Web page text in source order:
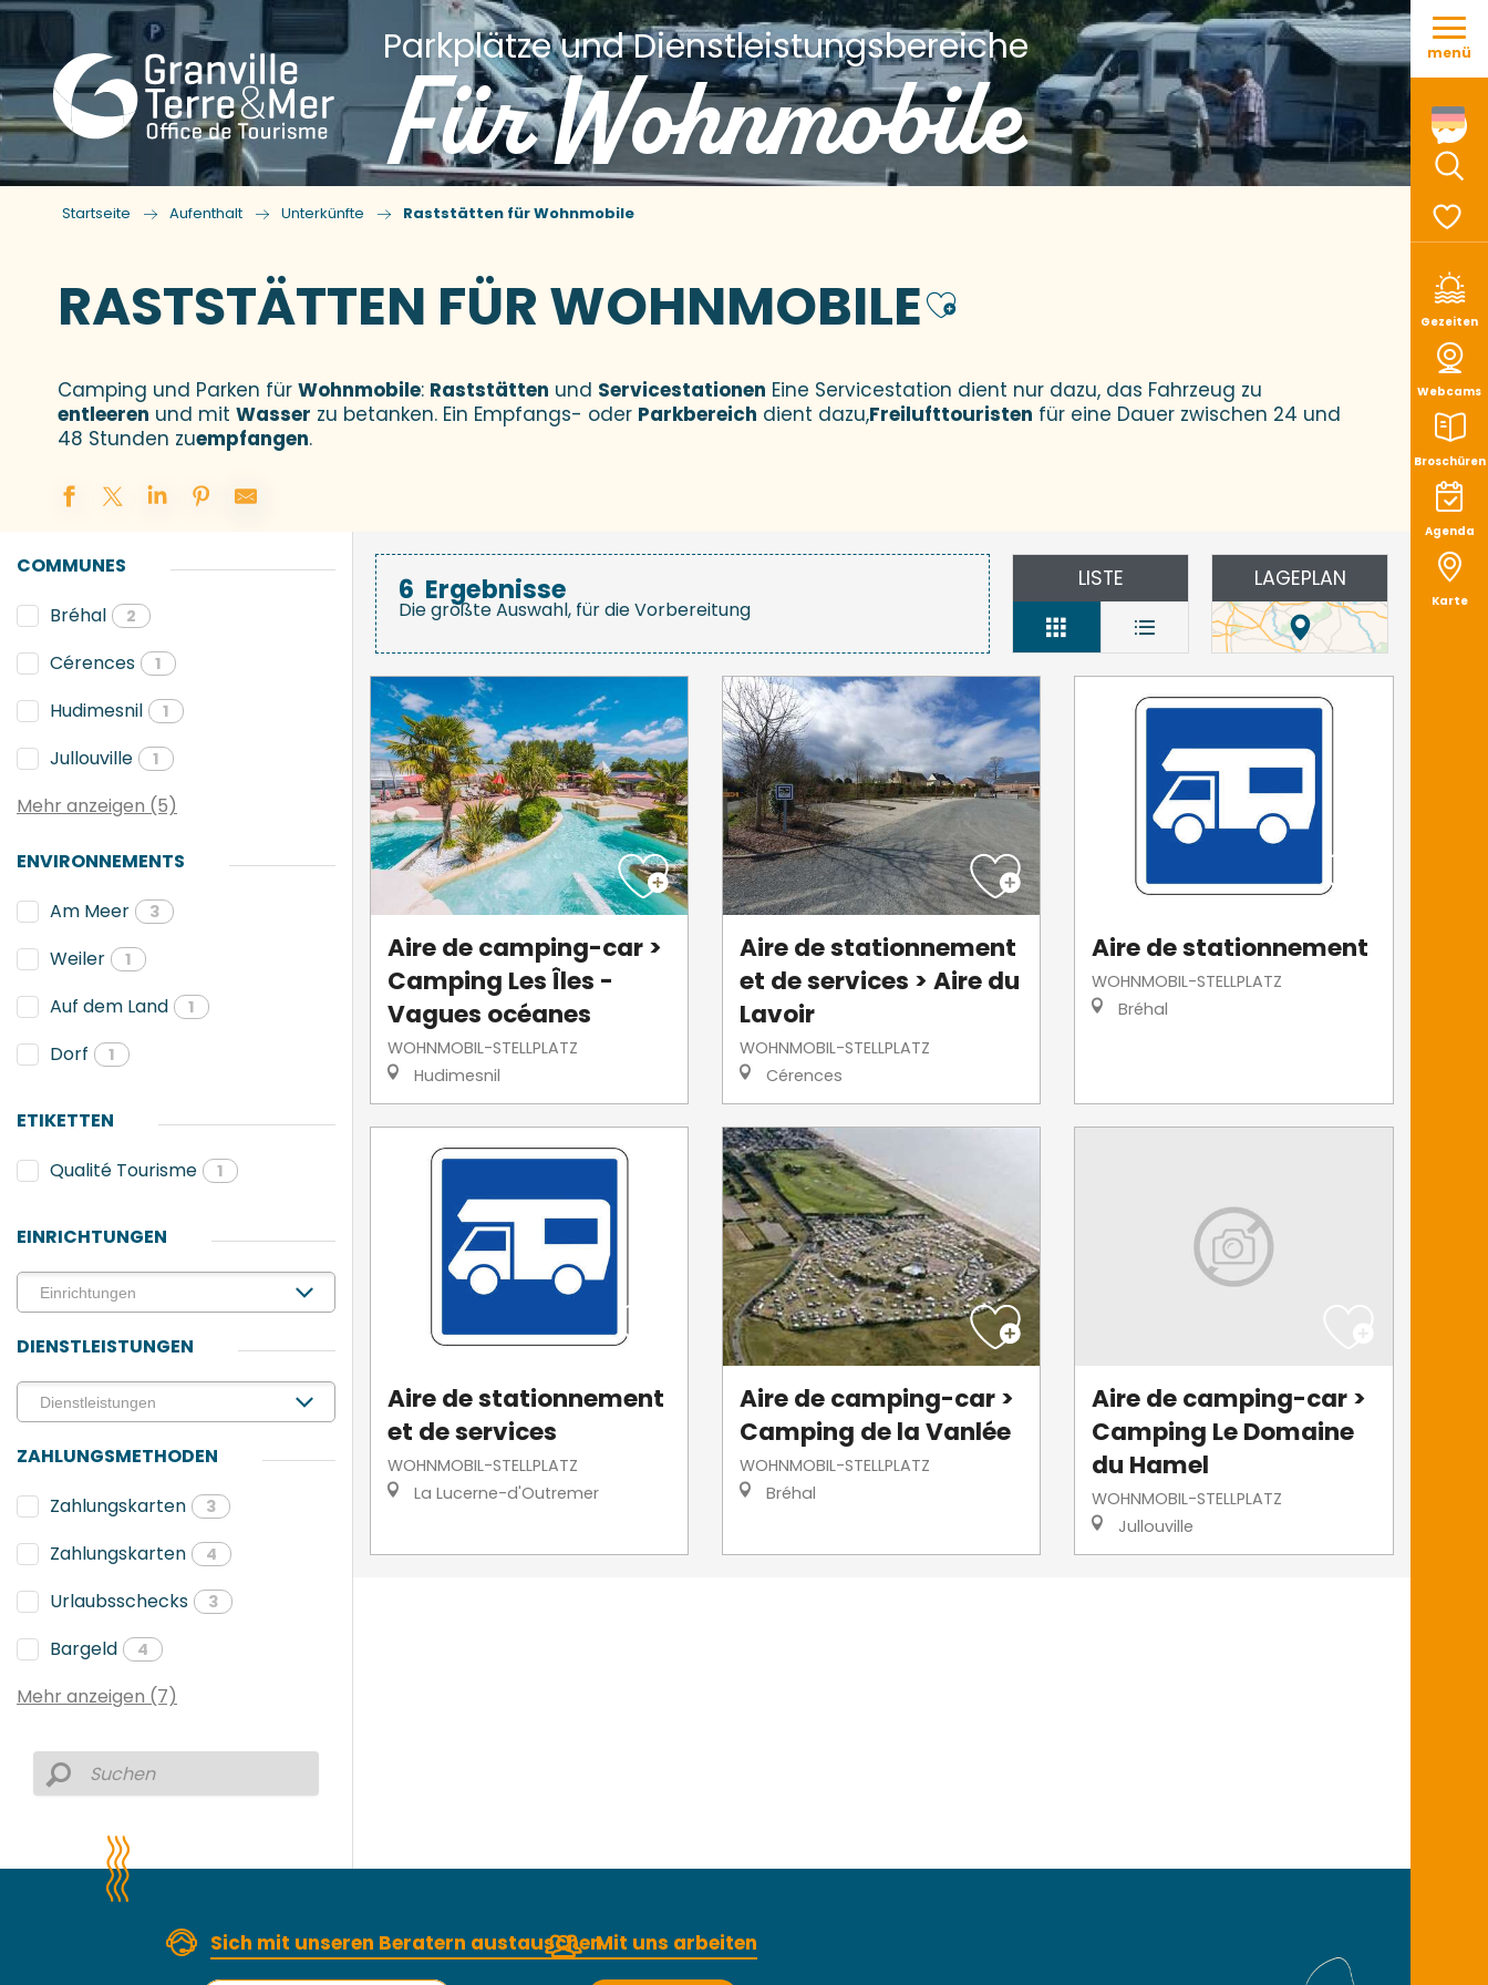
Aller
contenu
Gezeiten
Webcams
Broschüren
Agenda
Karte
menü
Parkplätze und Dienstleistungsbereiche
Für Wohnmobile
Startseite Aufenthalt Unterkünfte Raststätten für Wohnmobile
RASTSTÄTTEN FÜR WOHNMOBILEAjouter aux favoris
Camping und Parken für Wohnmobile: Raststätten und Servicestationen Eine Servicestation dient nur dazu, das Fahrzeug zu
entleeren und mit Wasser zu betanken. Ein Empfangs- oder Parkbereich dient dazu,Freilufttouristen für eine Dauer zwischen 24 und
48 Stunden zuempfangen.
COMMUNES
Bréhal
2
Cérences 1
Hudimesnil 1
Jullouville 1
Mehr anzeigen (5)
ENVIRONNEMENTS
Am Meer
3
Weiler 1
Auf dem Land 1
Dorf 1
ETIKETTEN
Qualité Tourisme
1
EINRICHTUNGEN
DIENSTLEISTUNGEN
ZAHLUNGSMETHODEN
Zahlungskarten
3
Zahlungskarten 4
Urlaubsschecks 3
Bargeld 4
Mehr anzeigen (7)
6 Ergebnisse
Die größte Auswahl, für die Vorbereitung
LISTE LAGEPLAN
Aire de camping-car >
Camping Les Îles -
Vagues océanes
WOHNMOBIL-STELLPLATZ
Hudimesnil
Aire de stationnement
et de services > Aire du
Lavoir
WOHNMOBIL-STELLPLATZ
Cérences
Aire de stationnement
WOHNMOBIL-STELLPLATZ
Bréhal
Aire de stationnement
et de services
WOHNMOBIL-STELLPLATZ
La Lucerne-d'Outremer
Aire de camping-car >
Camping de la Vanlée
WOHNMOBIL-STELLPLATZ
Bréhal
Aire de camping-car >
Camping Le Domaine
du Hamel
WOHNMOBIL-STELLPLATZ
Jullouville
Sich mit unseren Beratern austauschenMit uns arbeiten